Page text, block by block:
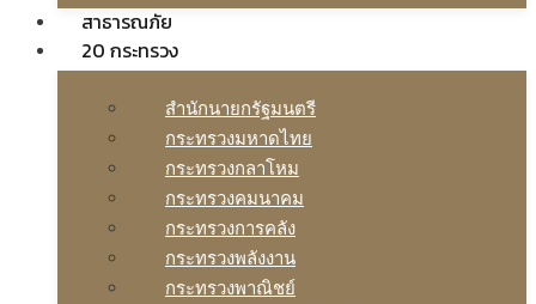
สาธารณภัย
20 กระทรวง
สํานักนายกรัฐมนตรี
กระทรวงมหาดไทย
กระทรวงกลาโหม
กระทรวงคมนาคม
กระทรวงการคลัง
กระทรวงพลังงาน
กระทรวงพาณิชย์